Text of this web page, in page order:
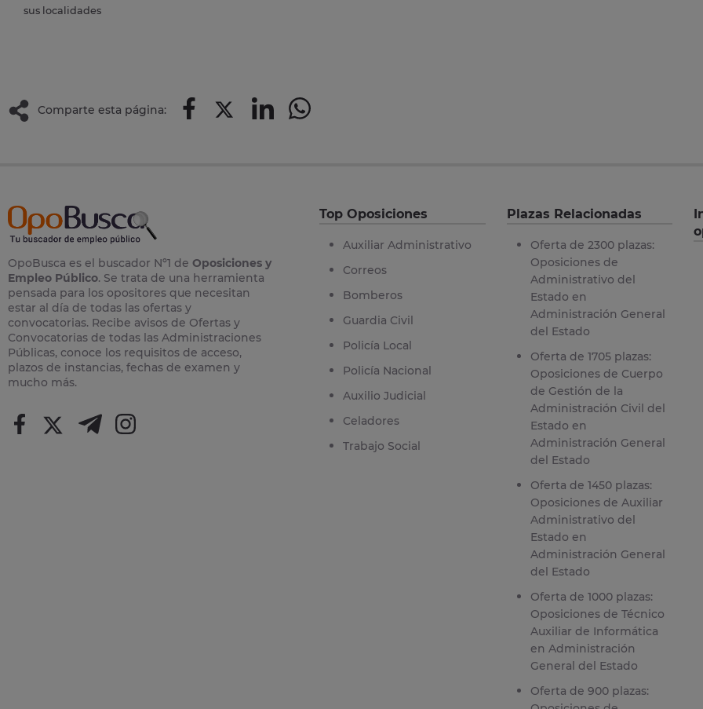
sus localidades
Comparte esta página:
OpoBusca es el buscador Nº1 de Oposiciones y
Empleo Público. Se trata de una herramienta
pensada para los opositores que necesitan
estar al día de todas las ofertas y
convocatorias. Recibe avisos de Ofertas y
Convocatorias de todas las Administraciones
Públicas, conoce los requisitos de acceso,
plazos de instancias, fechas de examen y
mucho más.
Top Oposiciones
Auxiliar Administrativo
Correos
Bomberos
Guardia Civil
Policía Local
Policía Nacional
Auxilio Judicial
Celadores
Trabajo Social
Plazas Relacionadas
Oferta de 2300 plazas:
Oposiciones de
Administrativo del
Estado en
Administración General
del Estado
Oferta de 1705 plazas:
Oposiciones de Cuerpo
de Gestión de la
Administración Civil del
Estado en
Administración General
del Estado
Oferta de 1450 plazas:
Oposiciones de Auxiliar
Administrativo del
Estado en
Administración General
del Estado
Oferta de 1000 plazas:
Oposiciones de Técnico
Auxiliar de Informática
en Administración
General del Estado
Oferta de 900 plazas: